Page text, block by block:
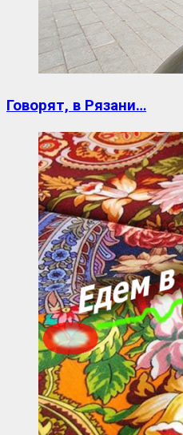
Говорят, в Рязани…